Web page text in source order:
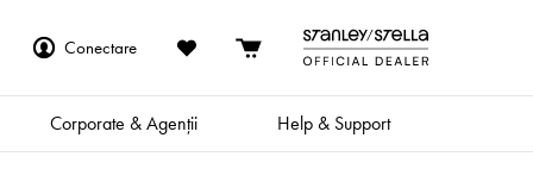
Conectare
Corporate & Agenții Help & Support